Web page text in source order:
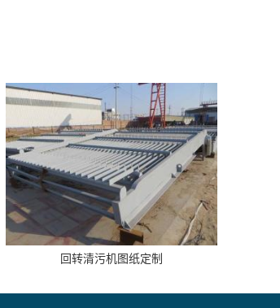
回转清污机图纸定制